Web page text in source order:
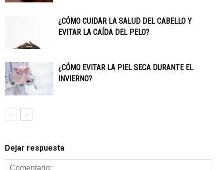
¿CÓMO CUIDAR LA SALUD DEL CABELLO Y
EVITAR LA CAÍDA DEL PELO?
¿CÓMO EVITAR LA PIEL SECA DURANTE EL
INVIERNO?
Dejar respuesta